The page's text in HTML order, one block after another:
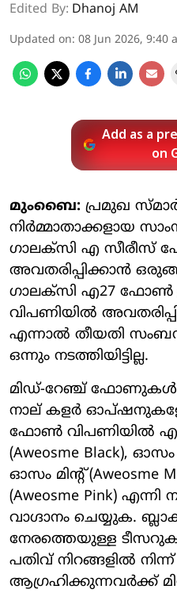
Edited By: Dhanoj AM
Updated on: 08 Jun 2026, 9:40
Add as a
on
മുംബൈ: പ്രമുഖ
നിര്‍മ്മാതാക്കളായ
ഗാലക്സി എ സീരീസ്
അവതരിപ്പിക്കാന്‍
ഗാലക്‌സി എ27 ഫോണ്‍
വിപണിയില്‍
എന്നാല്‍ തീയതി
ഒന്നും നടത്തിയിട്ടില്ല.
മിഡ്-റേഞ്ച് ഫോണുകള്‍
നാല് കളര്‍
ഫോണ്‍ വിപണിയില്‍
(Aweosme Black), ഓസം
ഓസം മിന്റ് (Aweosme
(Aweosme Pink)
വാഗ്ദാനം ചെയ്യുക.
നേരത്തെയുള്ള
പതിവ് നിറങ്ങളില്‍ നിന്ന്
ആഗ്രഹിക്കുന്നവര്‍ക്ക്